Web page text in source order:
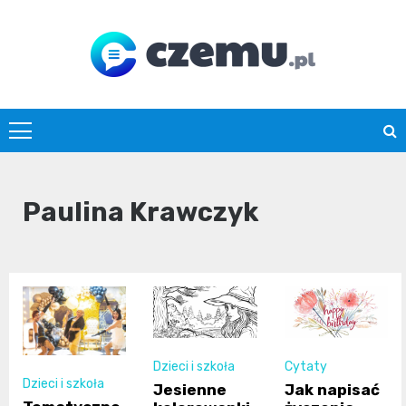
czemu.pl
Paulina Krawczyk
Dzieci i szkoła
Dzieci i szkoła
Jesienne
Cytaty
Jak napisać